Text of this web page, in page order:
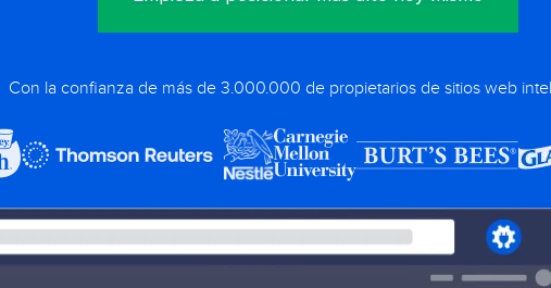
Con la confianza de más de 3.000.000 de propietarios de sitios web